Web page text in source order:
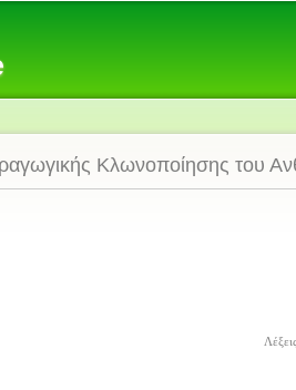
Κλωνοποίησης του